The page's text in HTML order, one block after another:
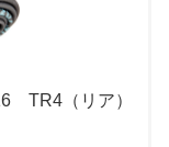
TR4（リア）